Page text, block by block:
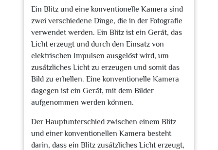
Ein Blitz und eine konventionelle Kamera sind
zwei verschiedene Dinge, die in der Fotografie
verwendet werden. Ein Blitz ist ein Gerät, das
Licht erzeugt und durch den Einsatz von
elektrischen Impulsen ausgelöst wird, um
zusätzliches Licht zu erzeugen und somit das
Bild zu erhellen. Eine konventionelle Kamera
dagegen ist ein Gerät, mit dem Bilder
aufgenommen werden können.
Der Hauptunterschied zwischen einem Blitz
und einer konventionellen Kamera besteht
darin, dass ein Blitz zusätzliches Licht erzeugt,